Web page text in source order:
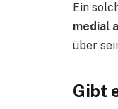
Ein
medial
über
Gibt